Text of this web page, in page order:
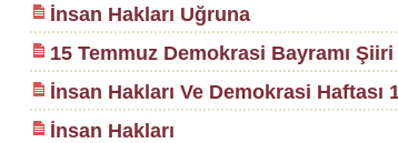
İnsan Hakları Uğruna
15 Temmuz Demokrasi Bayramı Şiiri
İnsan Hakları Ve Demokrasi Haftası
İnsan Hakları